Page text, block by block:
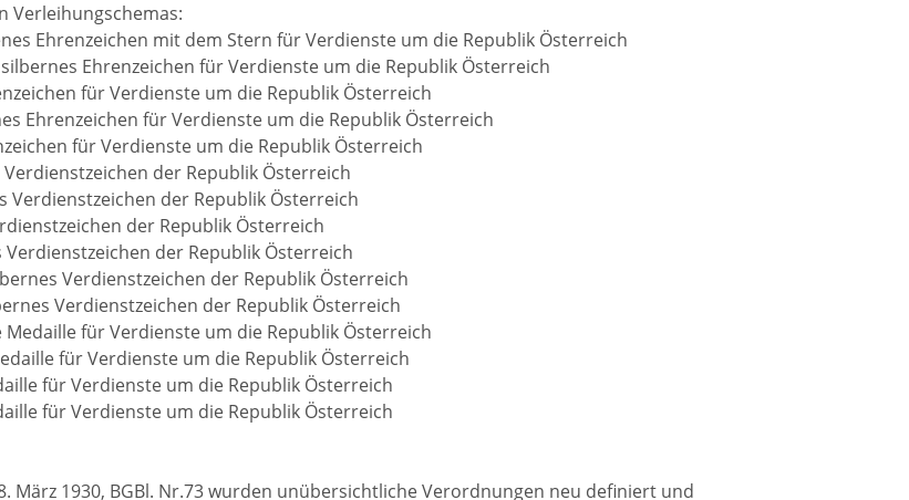
Verleihungschemas:
Ehrenzeichen mit dem Stern für Verdienste um die Republik Österreich
Ehrenzeichen für Verdienste um die Republik Österreich
für Verdienste um die Republik Österreich
Ehrenzeichen für Verdienste um die Republik Österreich
für Verdienste um die Republik Österreich
Verdienstzeichen der Republik Österreich
Verdienstzeichen der Republik Österreich
der Republik Österreich
Verdienstzeichen der Republik Österreich
Verdienstzeichen der Republik Österreich
Verdienstzeichen der Republik Österreich
Medaille für Verdienste um die Republik Österreich
für Verdienste um die Republik Österreich
für Verdienste um die Republik Österreich
für Verdienste um die Republik Österreich
März 1930, BGBl. Nr.73 wurden unübersichtliche Verordnungen neu definiert und